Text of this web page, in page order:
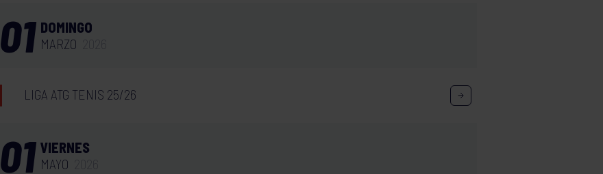
01 DOMINGO
MARZO
LIGA ATG TENIS 25/26
01 VIERNES
MAYO